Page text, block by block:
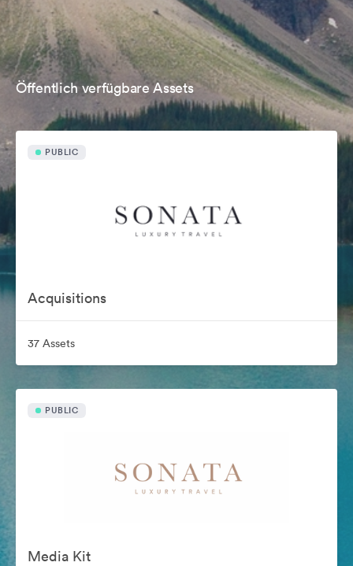
Öffentlich verfügbare Assets
PUBLIC
Acquisitions
37 Assets
PUBLIC
Media Kit